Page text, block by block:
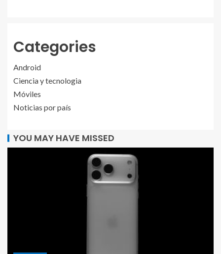
Categories
Android
Ciencia y tecnologia
Móviles
Noticias por país
YOU MAY HAVE MISSED